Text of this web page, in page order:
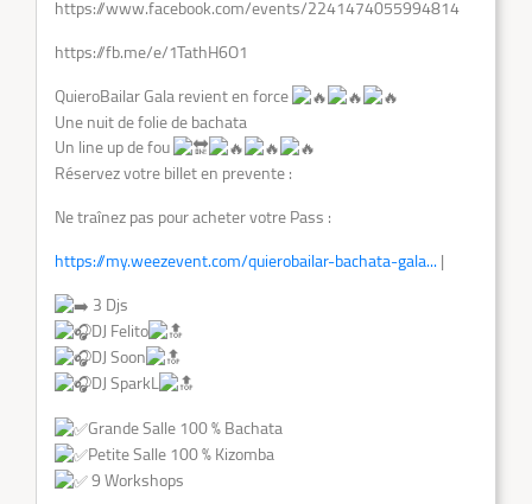
SHOP
CONTACT
Let's
Dance
https://www.facebook.com/events/2241474055994814
https://fb.me/e/1TathH6O1
QuieroBailar Gala revient en force
Une nuit de folie de bachata
Un line up de fou
Réservez votre billet en prevente :
Ne traînez pas pour acheter votre Pass :
https://my.weezevent.com/quierobailar-bachata-gala...|
3 Djs
DJ Felito
DJ Soon
DJ SparkL
Grande Salle 100 % Bachata
Petite Salle 100 % Kizomba
9 Workshops